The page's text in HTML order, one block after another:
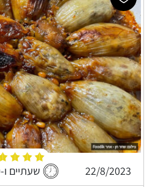
22/8/2023 שעתיים ו-30 דקות